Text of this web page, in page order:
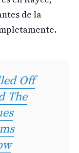
de la
Off
The